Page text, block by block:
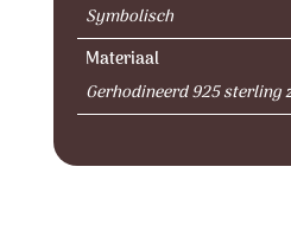
Symbolisch
Materiaal
Gerhodineerd 925 sterling